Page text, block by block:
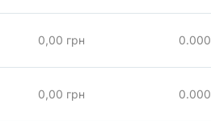
0,00 грн 0.000
0,00 грн 0.000